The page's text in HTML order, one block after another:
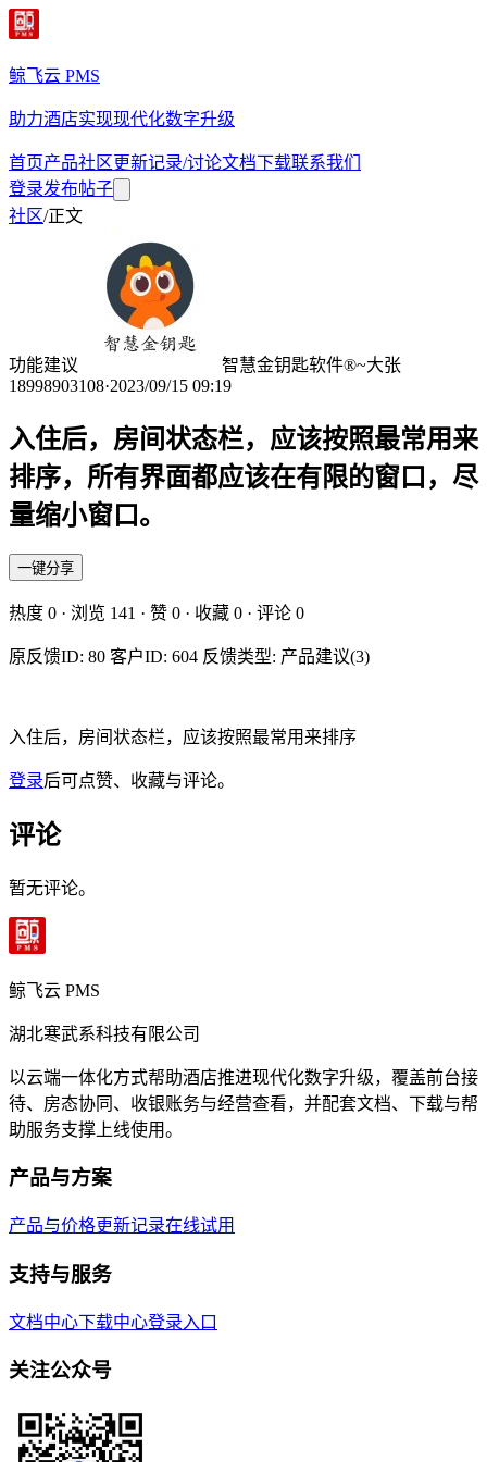
鲸飞云 PMS
助力酒店实现现代化数字升级
首页产品社区更新记录/讨论文档下载联系我们
登录发布帖子
社区/正文
功能建议
智慧金钥匙软件®~大张
18998903108·2023/09/15 09:19
入住后，房间状态栏，应该按照最常用来
排序，所有界面都应该在有限的窗口，尽
量缩小窗口。
一键分享
热度 0 · 浏览 141 · 赞 0 · 收藏 0 · 评论 0
原反馈ID: 80 客户ID: 604 反馈类型: 产品建议(3)
入住后，房间状态栏，应该按照最常用来排序
登录后可点赞、收藏与评论。
评论
暂无评论。
鲸飞云 PMS
湖北寒武系科技有限公司
以云端一体化方式帮助酒店推进现代化数字升级，覆盖前台接
待、房态协同、收银账务与经营查看，并配套文档、下载与帮
助服务支撑上线使用。
产品与方案
产品与价格更新记录在线试用
支持与服务
文档中心下载中心登录入口
关注公众号